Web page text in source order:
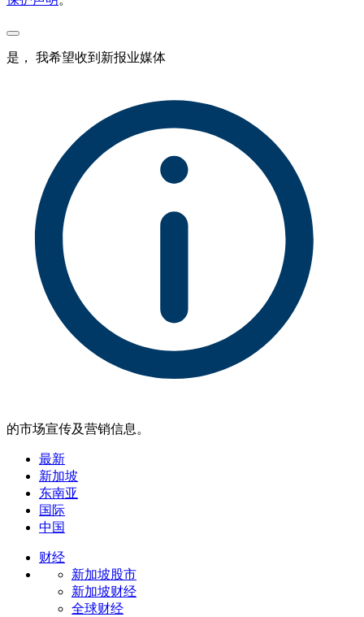
是， 我希望收到新报业媒体
的市场宣传及营销信息。
最新
新加坡
东南亚
国际
中国
财经
新加坡股市
新加坡财经
全球财经